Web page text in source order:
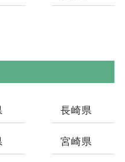
長崎県
宮崎県